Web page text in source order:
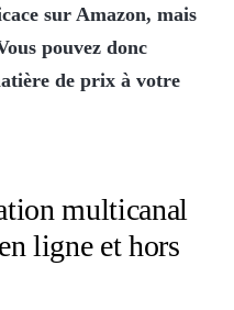
sur Amazon, mais
pouvez donc
de prix à votre
multicanal
ligne et hors